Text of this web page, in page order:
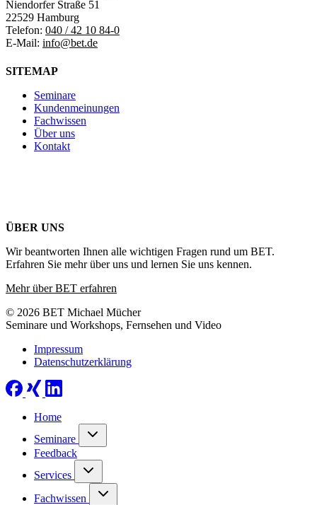
Niendorfer Straße 51
22529 Hamburg
Telefon: 040 / 42 10 84-0
E-Mail: info@bet.de
SITEMAP
Seminare
Kundenmeinungen
Fachwissen
Über uns
Kontakt
ÜBER UNS
Wir beantworten Ihnen alle wichtigen Fragen rund um BET.
Erfahren Sie mehr über uns und lernen Sie uns kennen.
Mehr über BET erfahren
© 2026 BET Michael Mücher
Seminare und Workshops, Fernsehen und Video
Impressum
Datenschutzerklärung
Home
Seminare
Feedback
Services
Fachwissen